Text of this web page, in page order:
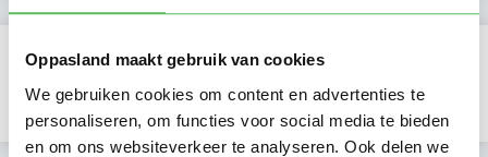
Oppasland maakt gebruik van cookies
We gebruiken cookies om content en advertenties te
personaliseren, om functies voor social media te bieden
en om ons websiteverkeer te analyseren. Ook delen we
Verificaties
E-mailadres is geverifieerd